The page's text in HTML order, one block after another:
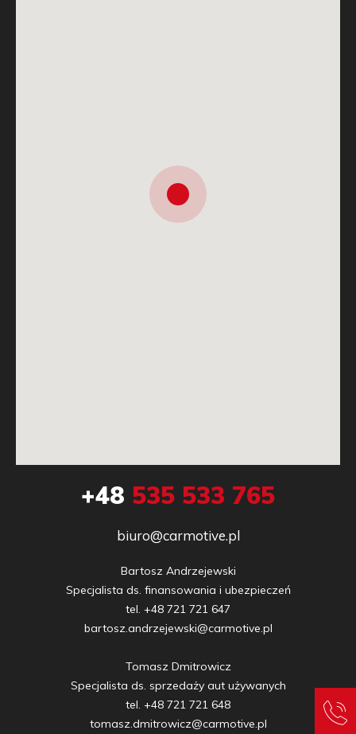
+48 535 533 765
biuro@carmotive.pl
Bartosz Andrzejewski
Specjalista ds. finansowania i ubezpieczeń
tel. +48 721 721 647
bartosz.andrzejewski@carmotive.pl
Tomasz Dmitrowicz
Specjalista ds. sprzedaży aut używanych
tel. +48 721 721 648
tomasz.dmitrowicz@carmotive.pl